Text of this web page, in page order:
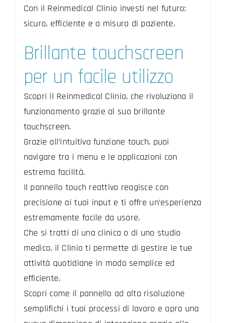
Con il Reinmedical Clinio investi nel futuro:
sicuro, efficiente e a misura di paziente.
Brillante touchscreen
per un facile utilizzo
Scopri il Reinmedical Clinio, che rivoluziona il
funzionamento grazie al suo brillante
touchscreen.
Grazie all’intuitiva funzione touch, puoi
navigare tra i menu e le applicazioni con
estrema facilità.
Il pannello touch reattivo reagisce con
precisione ai tuoi input e ti offre un’esperienza
estremamente facile da usare.
Che si tratti di una clinica o di uno studio
medico, il Clinio ti permette di gestire le tue
attività quotidiane in modo semplice ed
efficiente.
Scopri come il pannello ad alta risoluzione
semplifichi i tuoi processi di lavoro e apra una